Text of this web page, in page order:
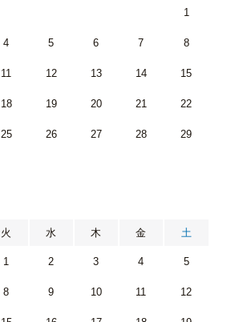
1
4 5 6 7 8
11 12 13 14 15
18 19 20 21 22
25 26 27 28 29
火 水 木 金 土
1 2 3 4 5
8 9 10 11 12